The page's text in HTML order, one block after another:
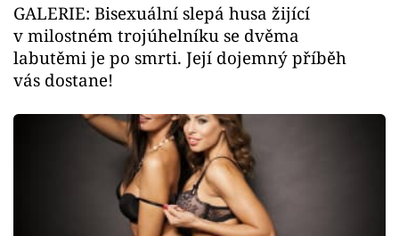
GALERIE: Bisexuální slepá husa žijící
v milostném trojúhelníku se dvěma
labutěmi je po smrti. Její dojemný příběh
vás dostane!